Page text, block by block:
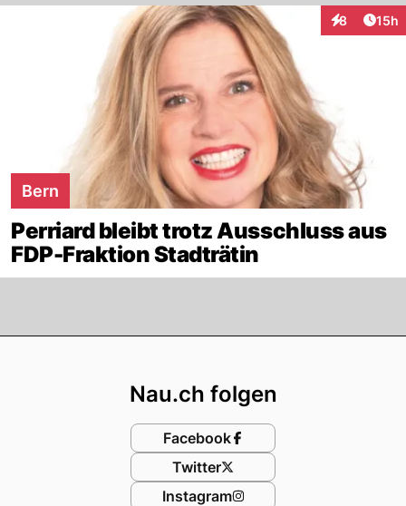
8
Interaktionen
15h
Bern
Perriard bleibt trotz Ausschluss aus
FDP-Fraktion Stadträtin
Nau.ch folgen
Facebook
Twitter
Instagram